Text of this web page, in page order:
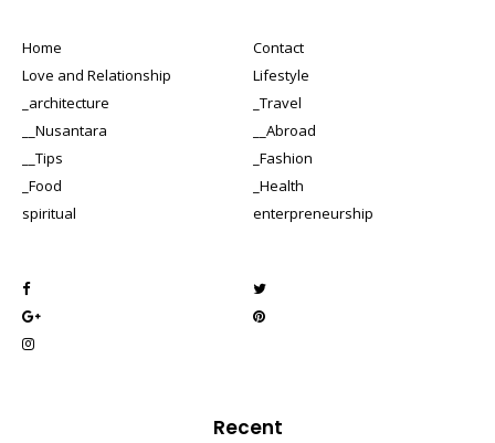
Home
Contact
Love and Relationship
Lifestyle
_architecture
_Travel
__Nusantara
__Abroad
__Tips
_Fashion
_Food
_Health
spiritual
enterpreneurship
Recent